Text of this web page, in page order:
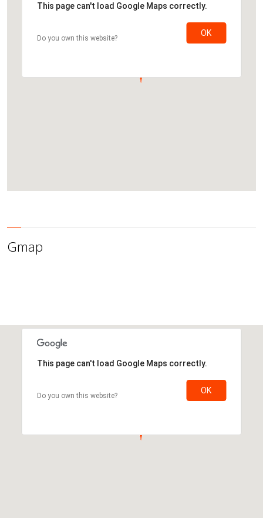
This page can't load Google Maps correctly.
Do you own this website?
OK
Gmap
Do you own this website?
This page can't load Google Maps correctly.
Do you own this website?
OK